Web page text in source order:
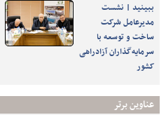
ببینید | نشست
مدیرعامل شرکت
ساخت و توسعه با
سرمایه‌گذاران آزادراهی
کشور
عناوین برتر